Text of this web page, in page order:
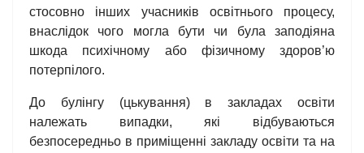
стосовно інших учасників освітнього процесу,
внаслідок чого могла бути чи була заподіяна
шкода психічному або фізичному здоров’ю
потерпілого.
До булінгу (цькування) в закладах освіти
належать випадки, які відбуваються
безпосередньо в приміщенні закладу освіти та на